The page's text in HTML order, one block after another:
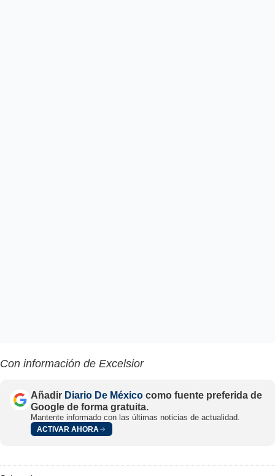
Con información de Excelsior
Añadir Diario De México como fuente preferida de
Google de forma gratuita.
Mantente informado con las últimas noticias de actualidad.
ACTIVAR AHORA